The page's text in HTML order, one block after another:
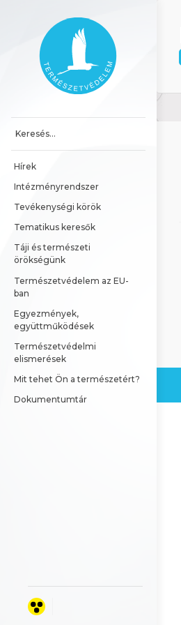
Főoldal
Hírek
Intézményrendszer
Tevékenységi körök
Tematikus keresők
Táji és természeti
örökségünk
Természetvédelem az EU-
ban
Egyezmények,
együttműködések
Természetvédelmi
elismerések
Mit tehet Ön a természetért?
Dokumentumtár